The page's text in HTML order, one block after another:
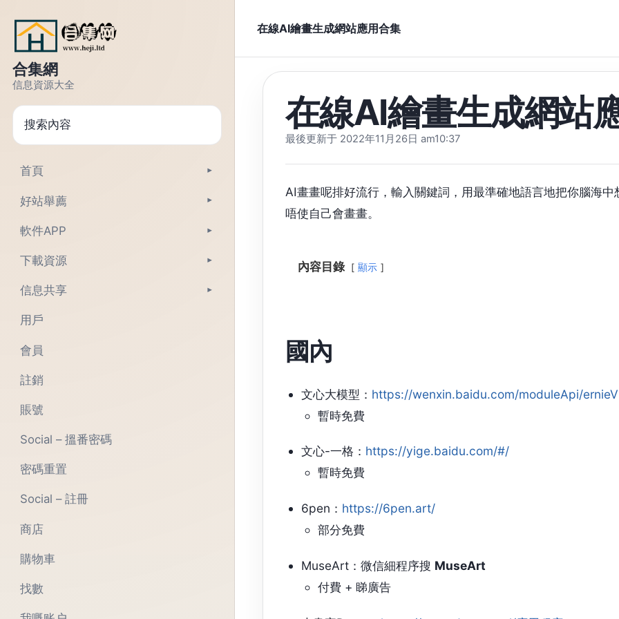
合集網
信息資源大全
搜尋
首頁 ▾
好站舉薦 ▾
軟件APP ▾
下載資源 ▾
信息共享 ▾
用戶
會員
註銷
賬號
Social – 搵番密碼
密碼重置
Social – 註冊
商店
購物車
找數
在線AI繪畫生成網站應用合集
在線AI繪畫生成網站
最後更新于 2022年11月26日 am10:37
AI畫畫呢排好流行，輸入關鍵詞，用最準確地語言地把你腦海
唔使自己會畫畫。
內容目錄 顯示
國內
文心大模型： https://wenxin.baidu.com/moduleApi/
暫時免費
文心-一格： https://yige.baidu.com/#/
暫時免費
6pen： https://6pen.art/
部分免費
MuseArt：微信細程序搜 MuseArt
付費 + 睇廣告